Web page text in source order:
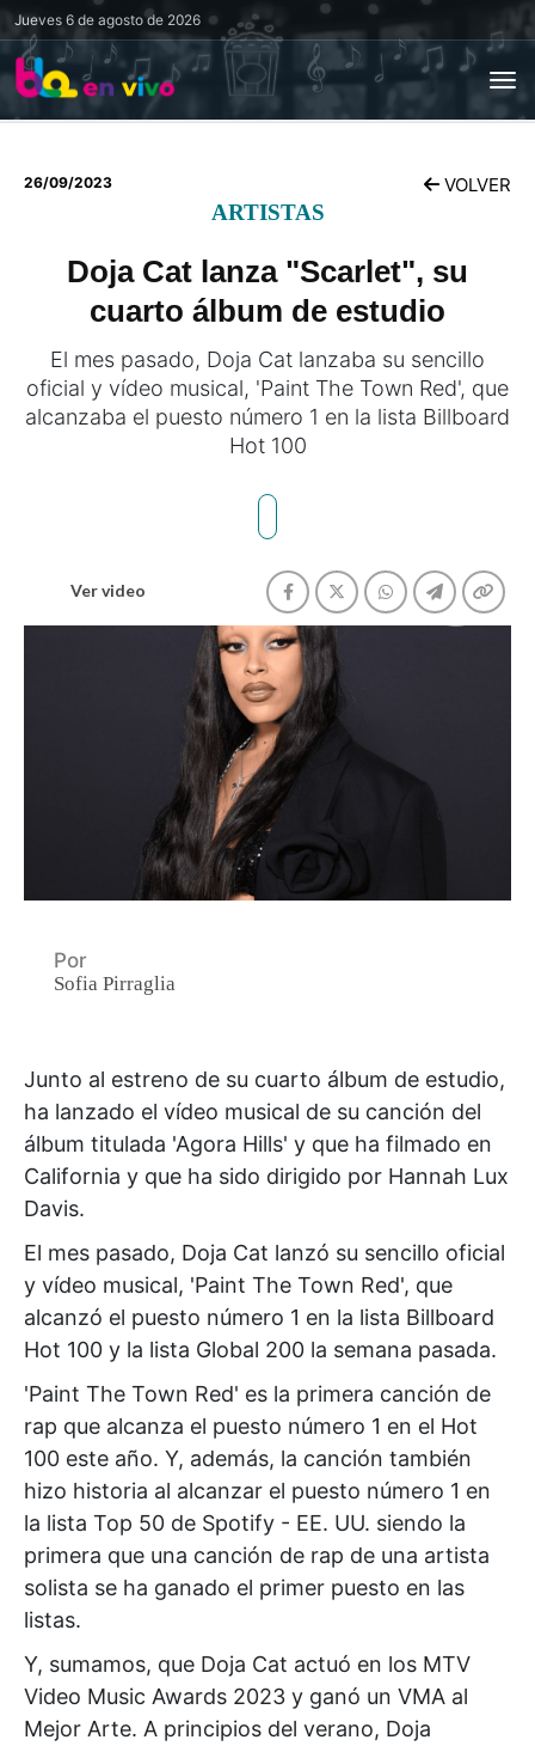
Jueves 6 de agosto de 2026
26/09/2023 VOLVER
ARTISTAS
Doja Cat lanza "Scarlet", su
cuarto álbum de estudio
El mes pasado, Doja Cat lanzaba su sencillo
oficial y vídeo musical, 'Paint The Town Red', que
alcanzaba el puesto número 1 en la lista Billboard
Hot 100
Ver video
Por
Sofia Pirraglia
Junto al estreno de su cuarto álbum de estudio,
ha lanzado el vídeo musical de su canción del
álbum titulada 'Agora Hills' y que ha filmado en
California y que ha sido dirigido por Hannah Lux
Davis.
El mes pasado, Doja Cat lanzó su sencillo oficial
y vídeo musical, 'Paint The Town Red', que
alcanzó el puesto número 1 en la lista Billboard
Hot 100 y la lista Global 200 la semana pasada.
'Paint The Town Red' es la primera canción de
rap que alcanza el puesto número 1 en el Hot
100 este año. Y, además, la canción también
hizo historia al alcanzar el puesto número 1 en
la lista Top 50 de Spotify - EE. UU. siendo la
primera que una canción de rap de una artista
solista se ha ganado el primer puesto en las
listas.
Y, sumamos, que Doja Cat actuó en los MTV
Video Music Awards 2023 y ganó un VMA al
Mejor Arte. A principios del verano, Doja